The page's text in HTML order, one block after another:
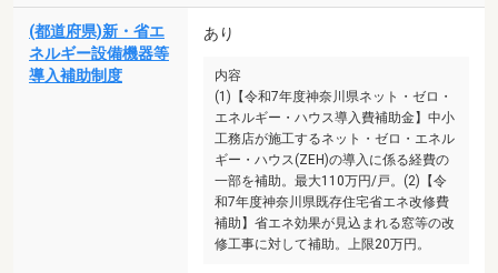
(都道府県)新・省エ
ネルギー設備機器等
導入補助制度
あり
内容
(1)【令和7年度神奈川県ネット・ゼロ・
エネルギー・ハウス導入費補助金】中小
工務店が施工するネット・ゼロ・エネル
ギー・ハウス(ZEH)の導入に係る経費の
一部を補助。最大110万円/戸。(2)【令
和7年度神奈川県既存住宅省エネ改修費
補助】省エネ効果が見込まれる窓等の改
修工事に対して補助。上限20万円。